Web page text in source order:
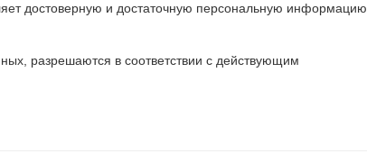
достоверную и достаточную персональную информацию
разрешаются в соответствии с действующим